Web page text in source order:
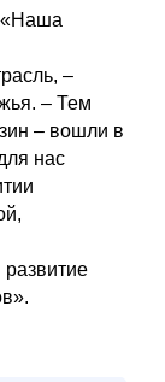
«Наша
–
– Тем
– вошли в
нас